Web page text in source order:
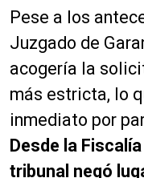
Pese a los
Juzgado de
acogería la
más estricta, lo
inmediato por
Desde la
tribunal negó